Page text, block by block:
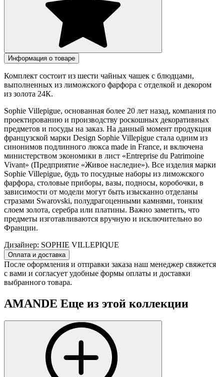
Информация о товаре
Комплект состоит из шести чайных чашек с блюдцами,
выполненных из лиможского фарфора с отделкой и декором
из золота 24К.
Sophie Villepigue, основанная более 20 лет назад, компания по
проектированию и производству роскошных декоративных
предметов и посуды на заказ. На данный момент продукция
французской марки Design Sophie Villepigue стала одним из
синонимов подлинного люкса made in France, и включена
министерством экономики в лист «Entreprise du Patrimoine
Vivant» (Предприятие «Живое наследие»). Все изделия марки
Sophie Villepigue, будь то посудные наборы из лиможского
фарфора, столовые приборы, вазы, подносы, коробочки, в
зависимости от модели могут быть изысканно отделаны
стразами Swarovski, полудрагоценными камнями, тонким
слоем золота, серебра или платины. Важно заметить, что
предметы изготавливаются вручную и исключительно во
Франции.
Дизайнер: SOPHIE VILLEPIQUE
Оплата и доставка
После оформления и отправки заказа наш менеджер свяжется
с вами и согласует удобные формы оплаты и доставки
выбранного товара.
AMANDE Еще из этой коллекции